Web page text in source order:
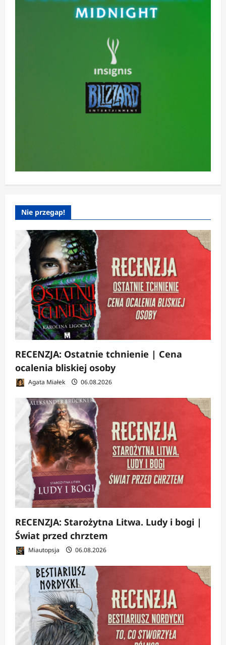
Nie przegap!
RECENZJA: Ostatnie tchnienie | Cena
ocalenia bliskiej osoby
Agata Miałek 06.08.2026
RECENZJA: Starożytna Litwa. Ludy i bogi |
Świat przed chrztem
Miautopsja 06.08.2026